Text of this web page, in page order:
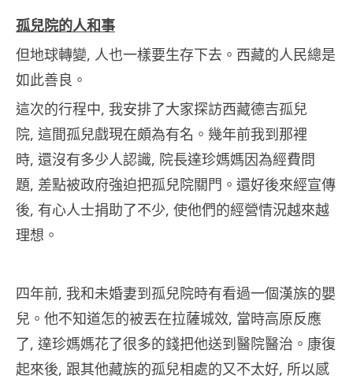
孤兒院的人和事
但地球轉變, 人也一樣要生存下去。西藏的人民總是
如此善良。
這次的行程中, 我安排了大家探訪西藏德吉孤兒
院, 這間孤兒戲現在頗為有名。幾年前我到那裡
時, 還沒有多少人認識, 院長達珍媽媽因為經費問
題, 差點被政府強迫把孤兒院關門。還好後來經宣傳
後, 有心人士捐助了不少, 使他們的經營情況越來越
理想。
四年前, 我和未婚妻到孤兒院時有看過一個漢族的嬰
兒。他不知道怎的被丟在拉薩城效, 當時高原反應
了, 達珍媽媽花了很多的錢把他送到醫院醫治。康復
起來後, 跟其他藏族的孤兒相處的又不太好, 所以感